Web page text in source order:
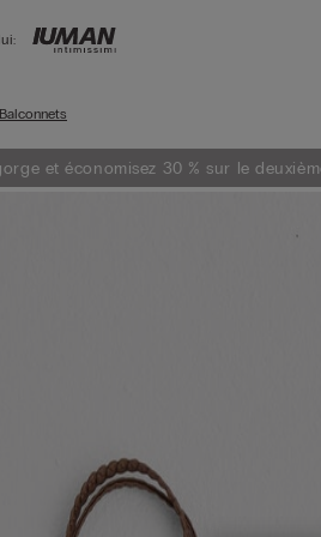
Balconnets
et économisez 30 % sur le